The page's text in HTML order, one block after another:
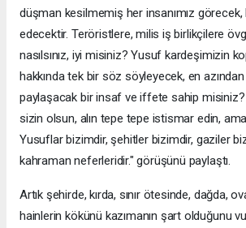
düşman kesilmemiş her insanımız görecek,
edecektir. Teröristlere, milis iş birlikçilere
nasılsınız, iyi misiniz? Yusuf kardeşimizin
hakkında tek bir söz söyleyecek, en
paylaşacak bir insaf ve iffete sahip
sizin olsun, alın tepe tepe istismar edin,
Yusuflar bizimdir, şehitler bizimdir, gaziler
kahraman neferleridir." görüşünü paylaştı.
Artık şehirde, kırda, sınır ötesinde, dağda,
hainlerin kökünü kazımanın şart olduğunu